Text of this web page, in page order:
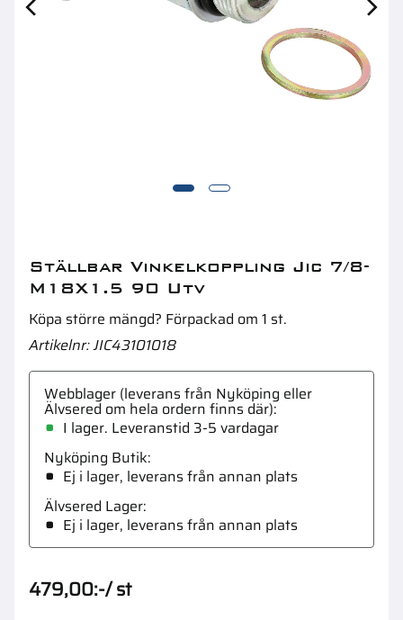
Ställbar Vinkelkoppling Jic 7/8-
M18X1.5 90 Utv
Köpa större mängd? Förpackad om 1 st.
Artikelnr JIC43101018
479,00:-/st
Webblager (leverans från Nyköping eller
Älvsered om hela ordern finns där)
I lager. Leveranstid 3-5 vardagar
Nyköping Butik
Ej i lager, leverans från annan plats
Älvsered Lager
Ej i lager, leverans från annan plats